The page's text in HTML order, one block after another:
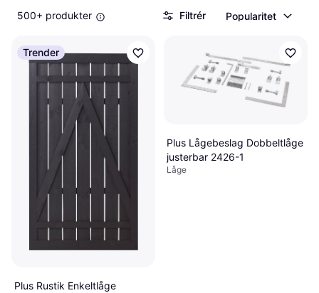
500+ produkter Filtrér Popularitet
Trender
Plus Rustik Enkeltlåge
Plus Lågebeslag Dobbeltlåge
justerbar 2426-1
Låge